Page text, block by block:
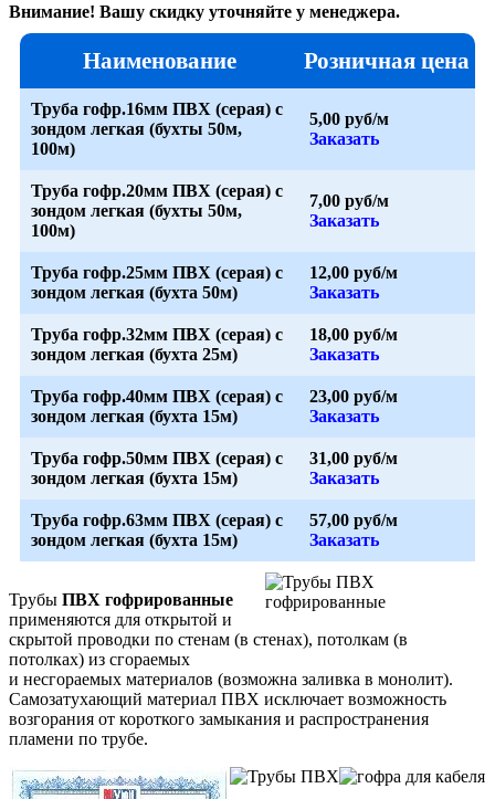
Внимание! Вашу скидку уточняйте у менеджера.
Наименование Розничная цена
Труба гофр.16мм ПВХ (серая) с
зондом легкая (бухты 50м,
100м)
5,00 руб/м
Заказать
Труба гофр.20мм ПВХ (серая) с
зондом легкая (бухты 50м,
100м)
7,00 руб/м
Заказать
Труба гофр.25мм ПВХ (серая) с
зондом легкая (бухта 50м)
12,00 руб/м
Заказать
Труба гофр.32мм ПВХ (серая) с
зондом легкая (бухта 25м)
18,00 руб/м
Заказать
Труба гофр.40мм ПВХ (серая) с
зондом легкая (бухта 15м)
23,00 руб/м
Заказать
Труба гофр.50мм ПВХ (серая) с
зондом легкая (бухта 15м)
31,00 руб/м
Заказать
Труба гофр.63мм ПВХ (серая) с
зондом легкая (бухта 15м)
57,00 руб/м
Заказать
Трубы ПВХ гофрированные
применяются для открытой и
скрытой проводки по стенам (в стенах), потолкам (в
потолках) из сгораемых
и несгораемых материалов (возможна заливка в монолит).
Самозатухающий материал ПВХ исключает возможность
возгорания от короткого замыкания и распространения
пламени по трубе.